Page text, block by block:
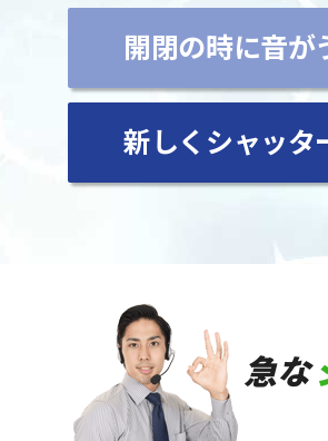
開閉の時に音が
新しくシャッタ
急な